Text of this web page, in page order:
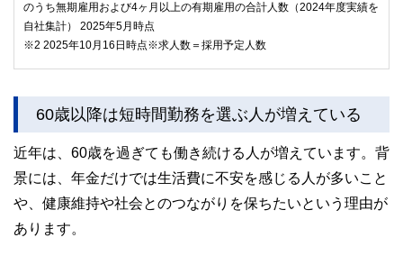
のうち無期雇用および4ヶ月以上の有期雇用の合計人数（2024年度実績を
自社集計） 2025年5月時点
※2 2025年10月16日時点※求人数＝採用予定人数
60歳以降は短時間勤務を選ぶ人が増えている
近年は、60歳を過ぎても働き続ける人が増えています。背
景には、年金だけでは生活費に不安を感じる人が多いこと
や、健康維持や社会とのつながりを保ちたいという理由が
あります。